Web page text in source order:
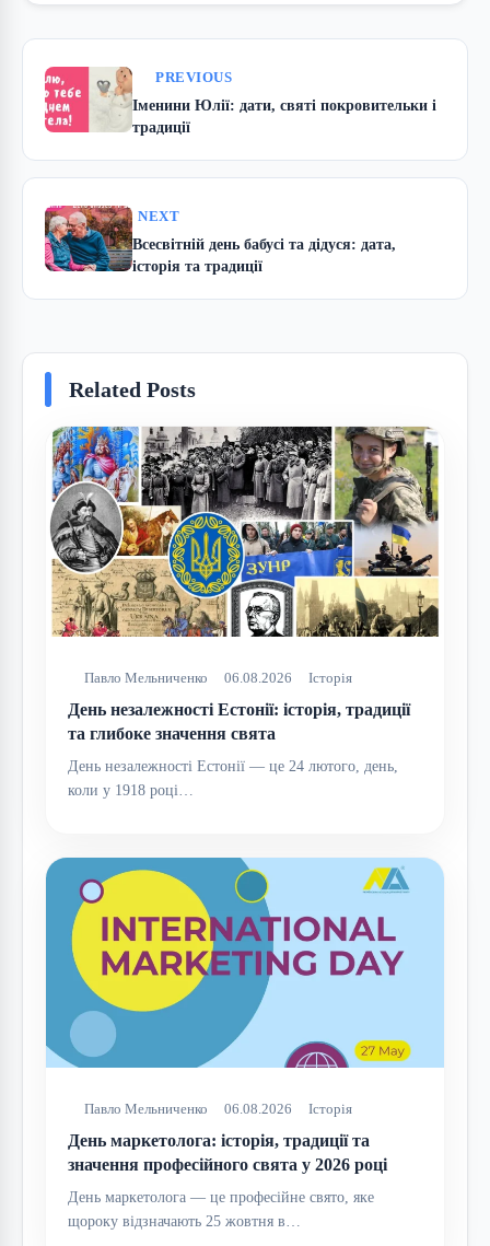
PREVIOUS
Іменини Юлії: дати, святі покровительки і
традиції
NEXT
Всесвітній день бабусі та дідуся: дата,
історія та традиції
Related Posts
Павло Мельниченко 06.08.2026 Історія
День незалежності Естонії: історія, традиції
та глибоке значення свята
День незалежності Естонії — це 24 лютого, день,
коли у 1918 році…
Павло Мельниченко 06.08.2026 Історія
День маркетолога: історія, традиції та
значення професійного свята у 2026 році
День маркетолога — це професійне свято, яке
щороку відзначають 25 жовтня в…